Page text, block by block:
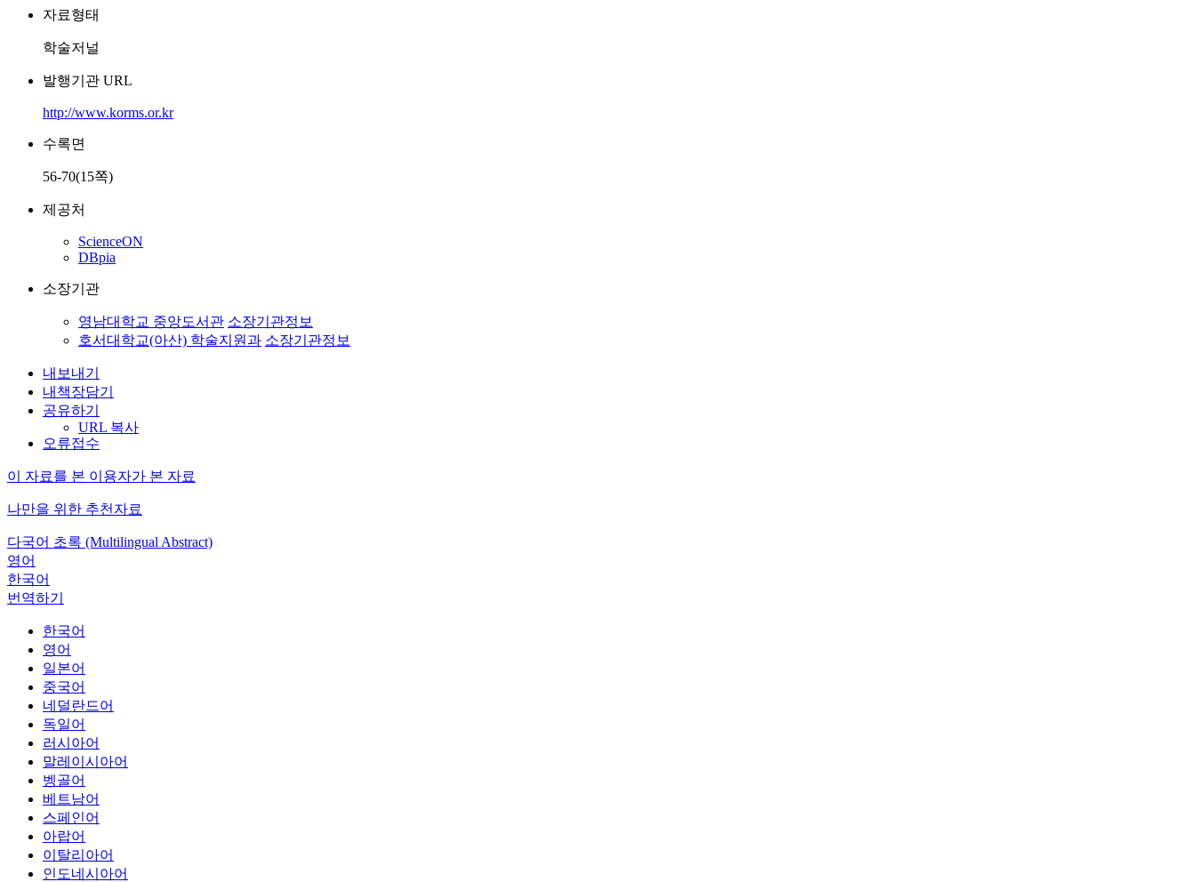
자료형태
학술저널
발행기관 URL
http://www.korms.or.kr
수록면
56-70(15쪽)
제공처
ScienceON
DBpia
소장기관
영남대학교 중앙도서관 소장기관정보
호서대학교(아산) 학술지원과 소장기관정보
내보내기
내책장담기
공유하기
URL 복사
오류접수
이 자료를 본 이용자가 본 자료
나만을 위한 추천자료
다국어 초록 (Multilingual Abstract)
영어
한국어
번역하기
한국어
영어
일본어
중국어
네덜란드어
독일어
러시아어
말레이시아어
벵골어
베트남어
스페인어
아랍어
이탈리아어
인도네시아어